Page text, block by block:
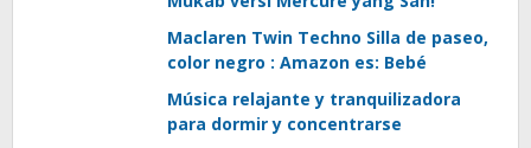
Maclaren Twin Techno Silla de paseo,
color negro : Amazon es: Bebé
Música relajante y tranquilizadora
para dormir y concentrarse